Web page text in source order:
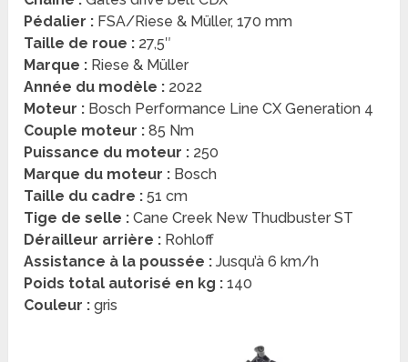
Pédalier : FSA/Riese & Müller, 170 mm
Taille de roue : 27,5″
Marque : Riese & Müller
Année du modèle : 2022
Moteur : Bosch Performance Line CX Generation 4
Couple moteur : 85 Nm
Puissance du moteur : 250
Marque du moteur : Bosch
Taille du cadre :51 cm
Tige de selle : Cane Creek New Thudbuster ST
Dérailleur arrière : Rohloff
Assistance à la poussée : Jusqu’à 6 km/h
Poids total autorisé en kg : 140
Couleur : gris